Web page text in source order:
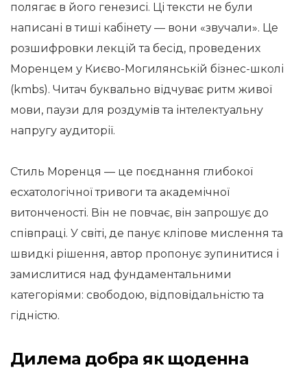
полягає в його генезисі. Ці тексти не були
написані в тиші кабінету — вони «звучали». Це
розшифровки лекцій та бесід, проведених
Моренцем у Києво-Могилянській бізнес-школі
(kmbs). Читач буквально відчуває ритм живої
мови, паузи для роздумів та інтелектуальну
напругу аудиторії.
Стиль Моренця — це поєднання глибокої
есхатологічної тривоги та академічної
витонченості. Він не повчає, він запрошує до
співпраці. У світі, де панує кліпове мислення та
швидкі рішення, автор пропонує зупинитися і
замислитися над фундаментальними
категоріями: свободою, відповідальністю та
гідністю.
Дилема добра як щоденна